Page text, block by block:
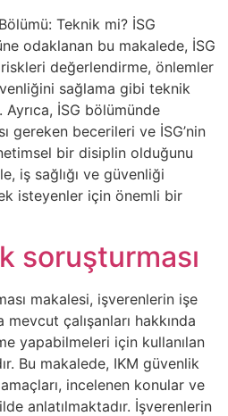
Teknik mi? İSG
odaklanan bu makalede, İSG
değerlendirme, önlemler
sağlama gibi teknik
İSG bölümünde
gereken becerileri ve İSG’nin
bir disiplin olduğunu
iş sağlığı ve güvenliği
isteyenler için önemli bir
soruşturması
makalesi, işverenlerin işe
çalışanları hakkında
yapabilmeleri için kullanılan
Bu makalede, IKM güvenlik
incelenen konular ve
anlatılmaktadır. İşverenlerin